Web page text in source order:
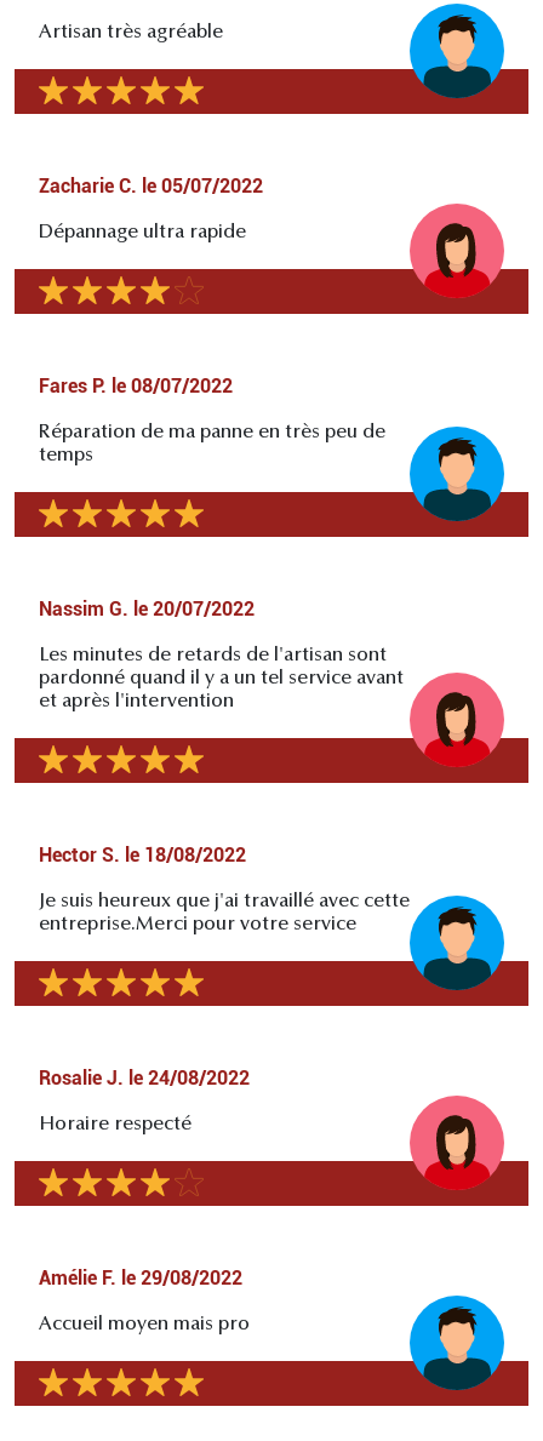
Artisan très agréable
Zacharie C. le 05/07/2022
Dépannage ultra rapide
Fares P. le 08/07/2022
Réparation de ma panne en très peu de
temps
Nassim G. le 20/07/2022
Les minutes de retards de l'artisan sont
pardonné quand il y a un tel service avant
et après l'intervention
Hector S. le 18/08/2022
Je suis heureux que j'ai travaillé avec cette
entreprise.Merci pour votre service
Rosalie J. le 24/08/2022
Horaire respecté
Amélie F. le 29/08/2022
Accueil moyen mais pro